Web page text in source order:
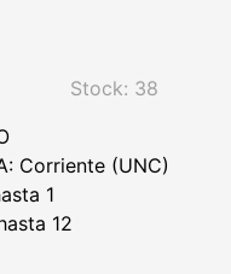
Stock: 38
Corriente (UNC)
1
12